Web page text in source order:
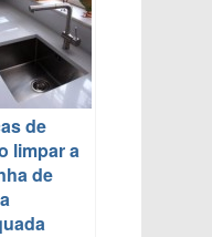
de
limpar a
de